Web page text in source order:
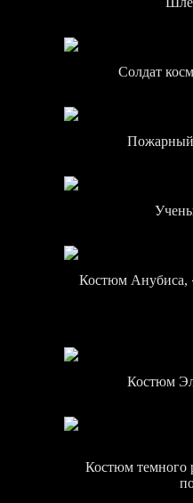
Солдат
Пожарный
Костюм Анубиса,
Костюм
Костюм темного